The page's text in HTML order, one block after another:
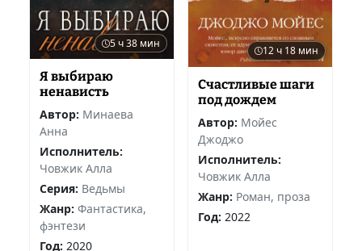
5 ч 38 мин
Я выбираю
ненависть
Автор: Минаева
Анна
Исполнитель:
Човжик Алла
Серия: Ведьмы
Жанр: Фантастика,
фэнтези
Год: 2020
12 ч 18 мин
Счастливые шаги
под дождем
Автор: Мойес
Джоджо
Исполнитель:
Човжик Алла
Жанр: Роман, проза
Год: 2022